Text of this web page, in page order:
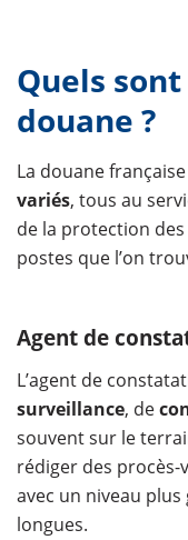
Quels
douane ?
La douane
variés, tous au
de la protection
postes que l’on
Agent de
L’agent de
surveillance, de
souvent sur le
rédiger des procès-
avec un niveau plus
longues.